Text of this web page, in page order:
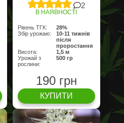
2
В НАЯВНОСТІ
Рівень ТГК:
28%
Збір урожаю:
10-11 тижнів
після
проростання
Висота:
1,5 м
Урожай з
рослини:
500 гр
190 грн
КУПИТИ